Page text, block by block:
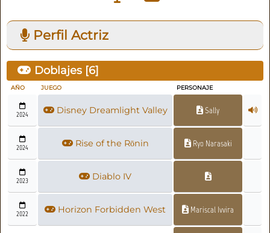
Perfil Actriz
Doblajes [6]
AÑO JUEGO PERSONAJE
2024 Disney Dreamlight Valley Sally
2024 Rise of the Rōnin Ryo Narasaki
2023 Diablo IV
2022 Horizon Forbidden West Mariscal Ivvira